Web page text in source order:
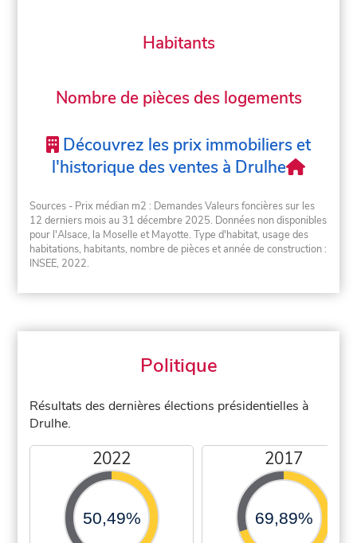
Habitants
Nombre de pièces des logements
Découvrez les prix immobiliers et
l'historique des ventes à Drulhe
Sources - Prix médian m2 : Demandes Valeurs foncières sur les
12 derniers mois au 31 décembre 2025. Données non disponibles
pour l'Alsace, la Moselle et Mayotte. Type d'habitat, usage des
habitations, habitants, nombre de pièces et année de construction :
INSEE, 2022.
Politique
Résultats des dernières élections présidentielles à
Drulhe.
2022
50,49%
2017
69,89%